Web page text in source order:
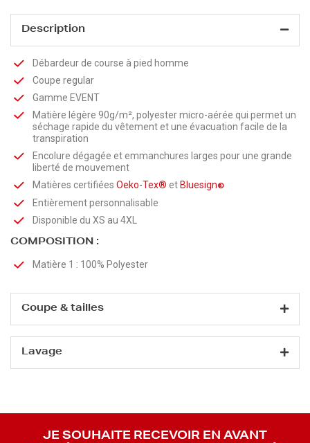
Description
Débardeur de course à pied homme
Coupe regular
Gamme EVENT
Matière légère 90g/m², polyester micro-aérée qui permet un
séchage rapide du vêtement et une évacuation facile de la
transpiration
Encolure dégagée et emmanchures larges pour une grande
liberté de mouvement
Matières certifiées Oeko-Tex® et Bluesign®
Entièrement personnalisable
Disponible du XS au 4XL
COMPOSITION :
Matière 1 : 100% Polyester
Coupe & tailles
Lavage
JE SOUHAITE RECEVOIR EN AVANT